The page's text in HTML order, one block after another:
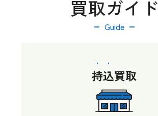
買取ガイド
Guide
持込買取